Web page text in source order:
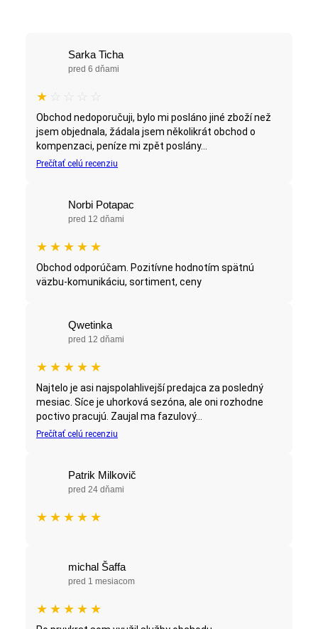
Sarka Ticha
pred 6 dňami
★ ☆ ☆ ☆ ☆
Obchod nedoporučuji, bylo mi posláno jiné zboží než
jsem objednala, žádala jsem několikrát obchod o
kompenzaci, peníze mi zpět poslány...
Prečítať celú recenziu
Norbi Potapac
pred 12 dňami
★ ★ ★ ★ ★
Obchod odporúčam. Pozitívne hodnotím spätnú
väzbu-komunikáciu, sortiment, ceny
Qwetinka
pred 12 dňami
★ ★ ★ ★ ★
Najtelo je asi najspolahlivejší predajca za posledný
mesiac. Síce je uhorková sezóna, ale oni rozhodne
poctivo pracujú. Zaujal ma fazulový...
Prečítať celú recenziu
Patrik Milkovič
pred 24 dňami
★ ★ ★ ★ ★
michal Šaffa
pred 1 mesiacom
★ ★ ★ ★ ★